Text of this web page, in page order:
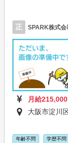
正 SPARK株式
月給
大阪市淀川
年齢不問 学歴不問